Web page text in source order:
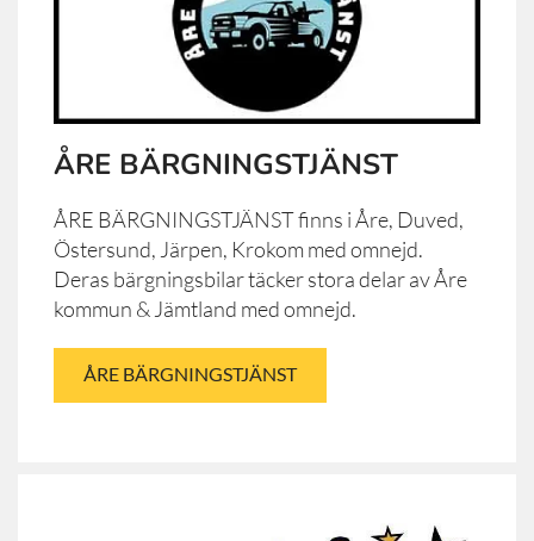
ÅRE BÄRGNINGSTJÄNST
ÅRE BÄRGNINGSTJÄNST finns i Åre, Duved,
Östersund, Järpen, Krokom med omnejd.
Deras bärgningsbilar täcker stora delar av Åre
kommun & Jämtland med omnejd.
ÅRE BÄRGNINGSTJÄNST